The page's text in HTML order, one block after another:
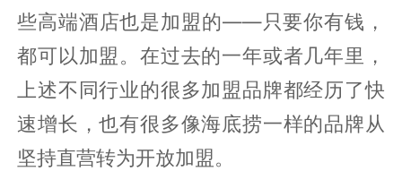
些高端酒店也是加盟的——只要你有钱，
都可以加盟。在过去的一年或者几年里，
上述不同行业的很多加盟品牌都经历了快
速增长，也有很多像海底捞一样的品牌从
坚持直营转为开放加盟。